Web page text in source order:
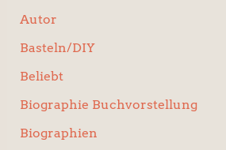
Autor
Basteln/DIY
Beliebt
Biographie Buchvorstellung
Biographien